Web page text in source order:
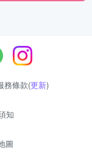
務條款(更新)
知
圖